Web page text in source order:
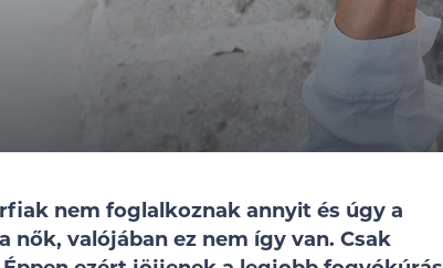
nem foglalkoznak annyit és úgy a
nők, valójában ez nem így van. Csak